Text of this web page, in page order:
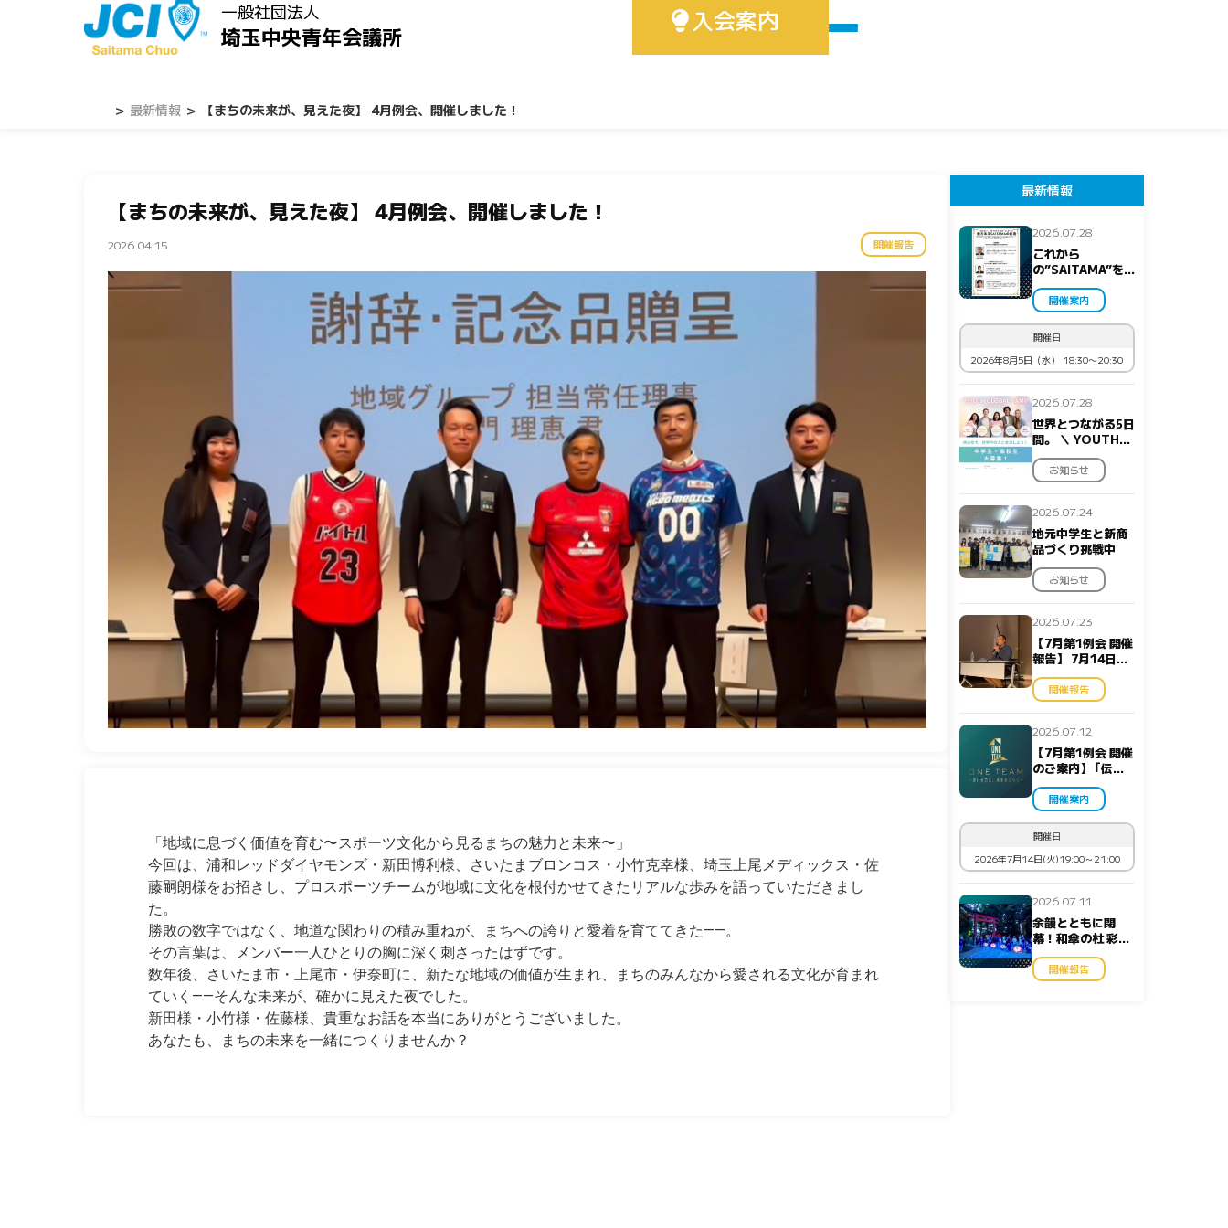
一般社団法人
埼玉中央青年会議所 入会案内
＞ 最新情報＞ 【まちの未来が、見えた夜】 4月例会、開催しました！
【まちの未来が、見えた夜】 4月例会、開催しました！
2026.04.15 開催報告
「地域に息づく価値を育む〜スポーツ文化から見るまちの魅力と未来〜」
今回は、浦和レッドダイヤモンズ・新田博利様、さいたまブロンコス・小竹克幸様、埼玉上尾メディックス・佐
藤嗣朗様をお招きし、プロスポーツチームが地域に文化を根付かせてきたリアルな歩みを語っていただきまし
た。
勝敗の数字ではなく、地道な関わりの積み重ねが、まちへの誇りと愛着を育ててきた——。
その言葉は、メンバー一人ひとりの胸に深く刺さったはずです。
数年後、さいたま市・上尾市・伊奈町に、新たな地域の価値が生まれ、まちのみんなから愛される文化が育まれ
ていく——そんな未来が、確かに見えた夜でした。
新田様・小竹様・佐藤様、貴重なお話を本当にありがとうございました。
あなたも、まちの未来を一緒につくりませんか？
最新情報
2026.07.28
これから
の”SAITAMA”を、
一緒に考えません
か？開催案内
開催日
2026年8月5日（水） 18:30〜20:30
2026.07.28
世界とつながる5日
間。 ＼ YOUTH
GLOBAL CAMP
2026…
お知らせ
2026.07.24
地元中学生と新商
品づくり挑戦中
お知らせ
2026.07.23
【7月第1例会 開催
報告】 7月14日、
一般社団法人埼玉
中央青年会議所 …
開催報告
2026.07.12
【7月第1例会 開催
のご案内】 ｢伝わ
る｣の正体〜共感を
生むブランドマ
ネ…
開催案内
開催日
2026年7月14日(火)19:00～21:00
2026.07.11
余韻とともに閉
幕！和傘の杜 彩の
七夕2026
開催報告